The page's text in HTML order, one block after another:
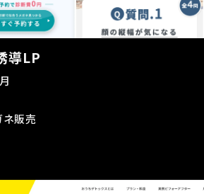
導LP
ネ販売